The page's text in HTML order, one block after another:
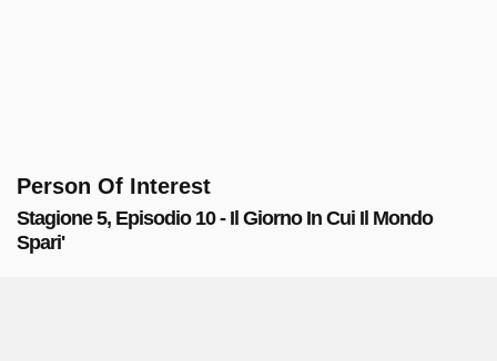
Person Of Interest
Stagione 5, Episodio 10 - Il Giorno In Cui Il Mondo
Spari'